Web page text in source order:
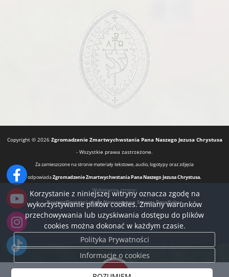
Copyright © 2026 Zgromadzenie Zmartwychwstania Pana Naszego Jezusa Chrystusa
- Wszystkie prawa zastrzeżone.
Za zamieszczone na stronie materiały tekstowe, audio, logotypy oraz zdjęcia
odpowiadaZgromadzenie Zmartwychwstania Pana Naszego Jezusa Chrystusa.
Wykonanie strony:
BartoszDostatni.pl
Nowoczesne Strony Parafialne
Korzystanie z niniejszej witryny oznacza zgodę na
wykorzystywanie plików cookies. Zmiany warunków
przechowywania lub uzyskiwania dostępu do plików
cookies można dokonać w każdym czasie.
Polityka Prywatności
Informacje o cookies